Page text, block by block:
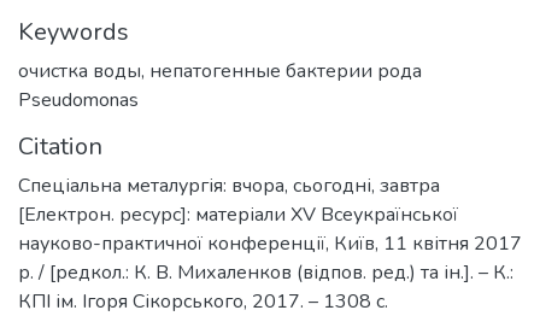
Keywords
очистка воды, непатогенные бактерии рода
Pseudomonas
Citation
Спеціальна металургія: вчора, сьогодні, завтра
[Електрон. ресурс]: матеріали XV Всеукраїнської
науково-практичної конференції, Київ, 11 квітня 2017
р. / [редкол.: К. В. Михаленков (відпов. ред.) та ін.]. – К.:
КПІ ім. Ігоря Сікорського, 2017. – 1308 с.